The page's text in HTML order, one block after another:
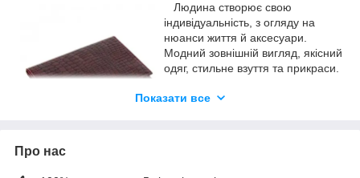
Людина створює свою
індивідуальність, з огляду на
нюанси життя й аксесуари.
Модний зовнішній вигляд, якісний
одяг, стильне взуття та прикраси.
однозначно будуть вказувати на
Показати все
Про нас